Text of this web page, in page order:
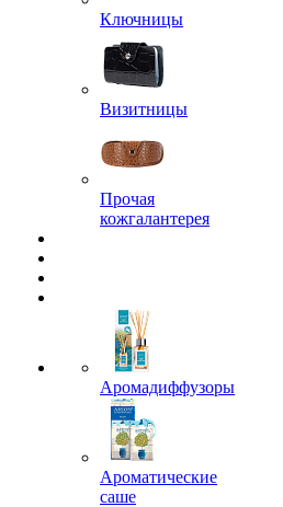
Ключницы
Визитницы
Прочая
кожгалантерея
Аромадиффузоры
Ароматические
саше